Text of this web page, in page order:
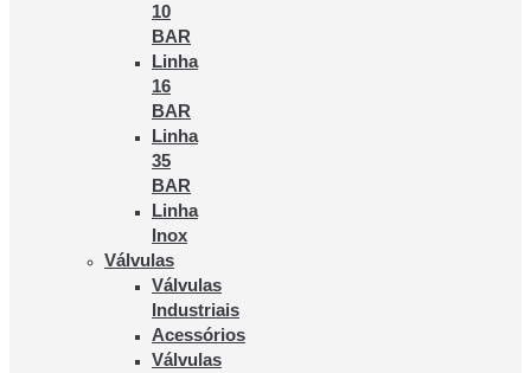
10
BAR
Linha
16
BAR
Linha
35
BAR
Linha
Inox
Válvulas
Válvulas
Industriais
Acessórios
Válvulas